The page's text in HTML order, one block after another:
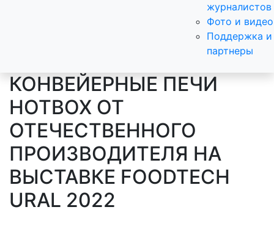
журналистов
Фото и видео
Поддержка и
партнеры
КОНВЕЙЕРНЫЕ ПЕЧИ
HOTBOX ОТ
ОТЕЧЕСТВЕННОГО
ПРОИЗВОДИТЕЛЯ НА
ВЫСТАВКЕ FOODTECH
URAL 2022